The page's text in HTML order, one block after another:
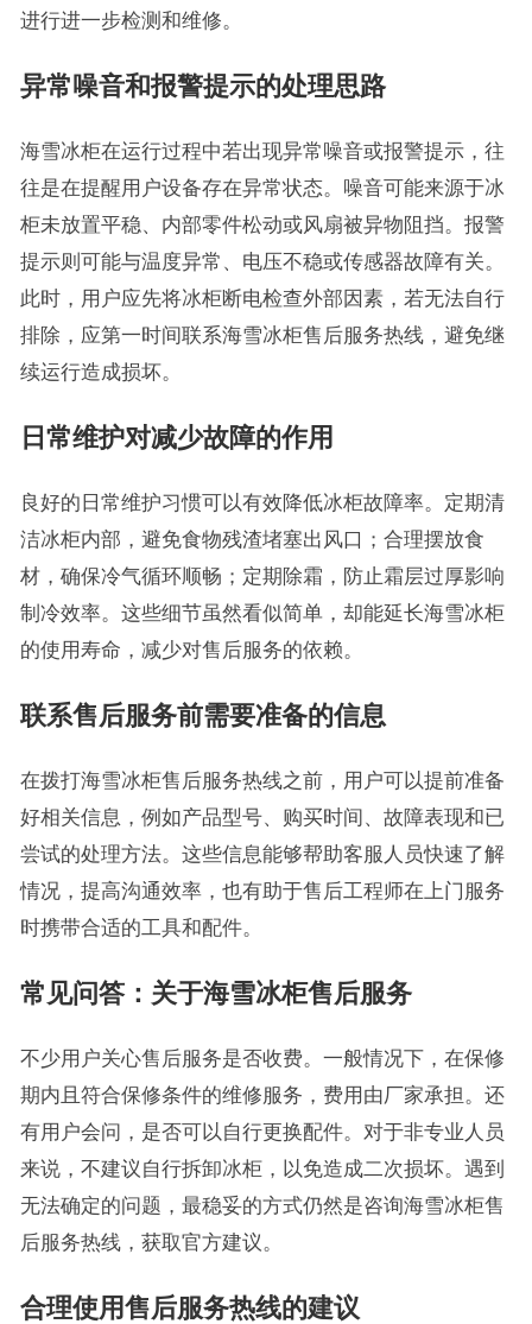
进行进一步检测和维修。
异常噪音和报警提示的处理思路
海雪冰柜在运行过程中若出现异常噪音或报警提示，往
往是在提醒用户设备存在异常状态。噪音可能来源于冰
柜未放置平稳、内部零件松动或风扇被异物阻挡。报警
提示则可能与温度异常、电压不稳或传感器故障有关。
此时，用户应先将冰柜断电检查外部因素，若无法自行
排除，应第一时间联系海雪冰柜售后服务热线，避免继
续运行造成损坏。
日常维护对减少故障的作用
良好的日常维护习惯可以有效降低冰柜故障率。定期清
洁冰柜内部，避免食物残渣堵塞出风口；合理摆放食
材，确保冷气循环顺畅；定期除霜，防止霜层过厚影响
制冷效率。这些细节虽然看似简单，却能延长海雪冰柜
的使用寿命，减少对售后服务的依赖。
联系售后服务前需要准备的信息
在拨打海雪冰柜售后服务热线之前，用户可以提前准备
好相关信息，例如产品型号、购买时间、故障表现和已
尝试的处理方法。这些信息能够帮助客服人员快速了解
情况，提高沟通效率，也有助于售后工程师在上门服务
时携带合适的工具和配件。
常见问答：关于海雪冰柜售后服务
不少用户关心售后服务是否收费。一般情况下，在保修
期内且符合保修条件的维修服务，费用由厂家承担。还
有用户会问，是否可以自行更换配件。对于非专业人员
来说，不建议自行拆卸冰柜，以免造成二次损坏。遇到
无法确定的问题，最稳妥的方式仍然是咨询海雪冰柜售
后服务热线，获取官方建议。
合理使用售后服务热线的建议